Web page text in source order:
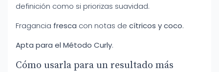
definición como si priorizas suavidad.
Fragancia fresca con notas de cítricos y coco.
Apta para el Método Curly.
Cómo usarla para un resultado más